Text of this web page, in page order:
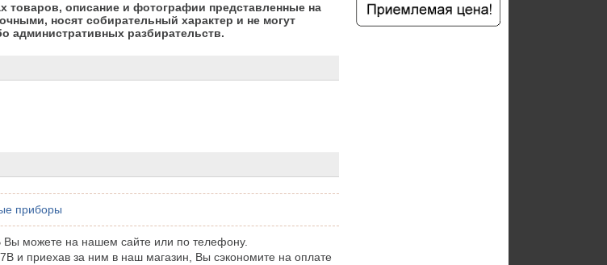
товаров, описание и фотографии представленные на
носят собирательный характер и не могут
административных разбирательств.
приборы
можете на нашем сайте или по телефону.
и приехав за ним в наш магазин, Вы сэкономите на оплате